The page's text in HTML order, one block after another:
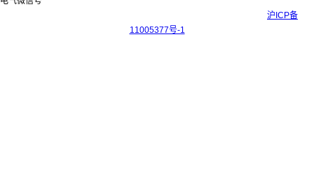
沪ICP备
11005377号-1